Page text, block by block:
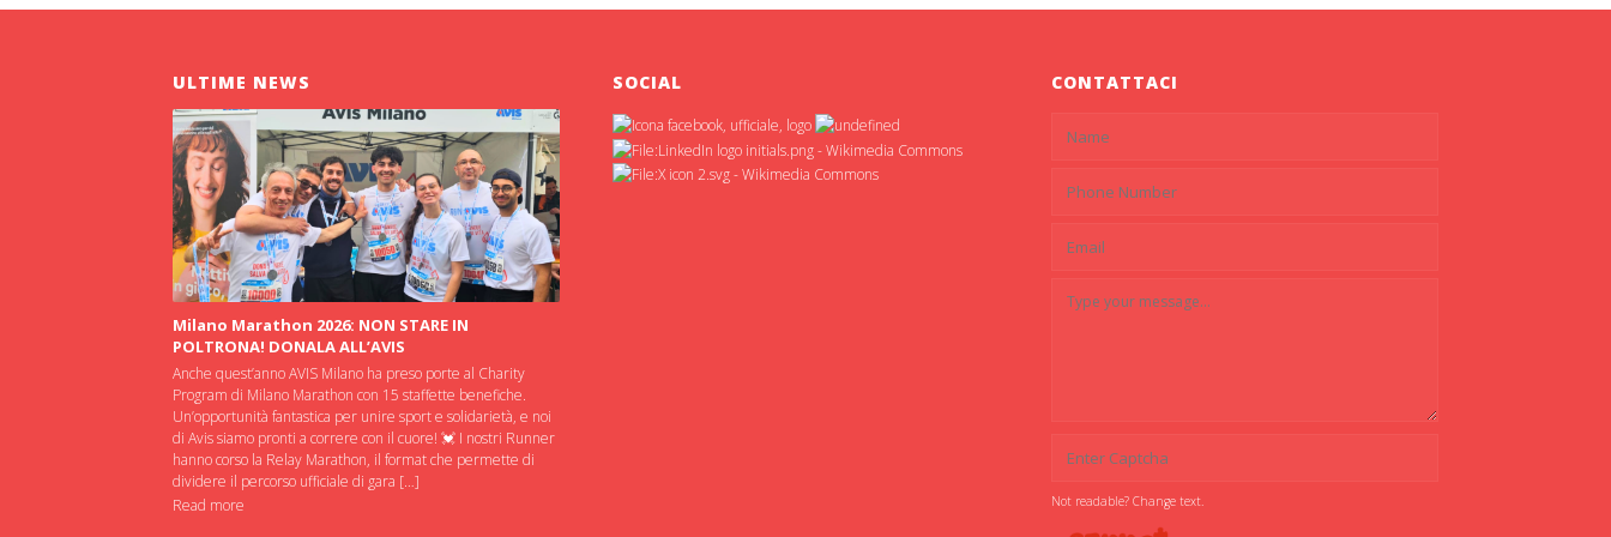
ULTIME NEWS
Milano Marathon 2026: NON STARE IN
POLTRONA! DONALA ALL’AVIS
Anche quest’anno AVIS Milano ha preso porte al Charity
Program di Milano Marathon con 15 staffette benefiche.
Un’opportunità fantastica per unire sport e solidarietà, e noi
di Avis siamo pronti a correre con il cuore! 💓 I nostri Runner
hanno corso la Relay Marathon, il format che permette di
dividere il percorso ufficiale di gara […]
Read more
SOCIAL CONTATTACI
Not readable? Change text.